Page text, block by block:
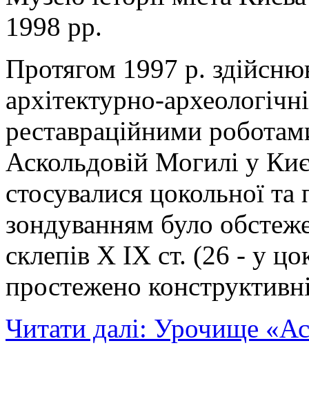
1998 рр.
Протягом 1997 р.
архітектурно-
реставраційними
Аскольдовій Могилі у
стосувалися цокольної
зондуванням було
склепів X IX ст. (26 - у
простежено
Читати далі: Урочище